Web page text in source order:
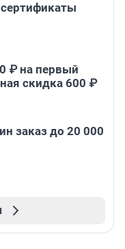
₽ на первый
скидка 600 ₽
заказ до 20 000